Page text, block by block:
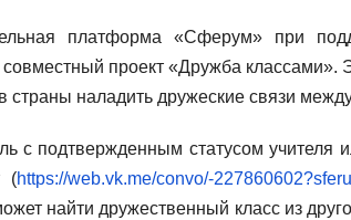
платформа «Сферум» при
проект «Дружба классами».
страны наладить дружеские связи
с подтвержденным статусом учителя
(https://web.vk.me/convo/-
найти дружественный класс из